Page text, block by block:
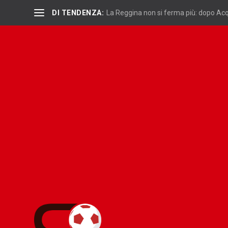
DI TENDENZA: La Reggina non si ferma più: dopo